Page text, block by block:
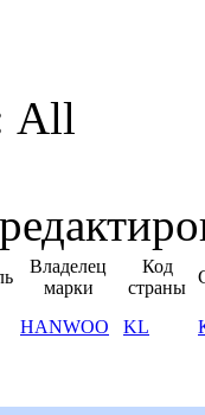
All
Владелец
марки
Код
страны
HANWOO KL